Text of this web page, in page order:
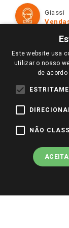
Televendas
Perguntas
Trabalhe
Identidade Visual
Formas de
Políticas de
Trocas e
Giassi
Redes
Pagamento
Este website usa
utilizar o nosso
de
NÃO